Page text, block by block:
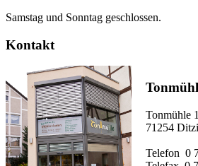
Samstag und Sonntag geschlossen.
Kontakt
Tonmühle 1
71254
Telefon 0